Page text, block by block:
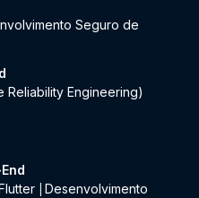
Seguro de
Reliability Engineering)
Desenvolvimento